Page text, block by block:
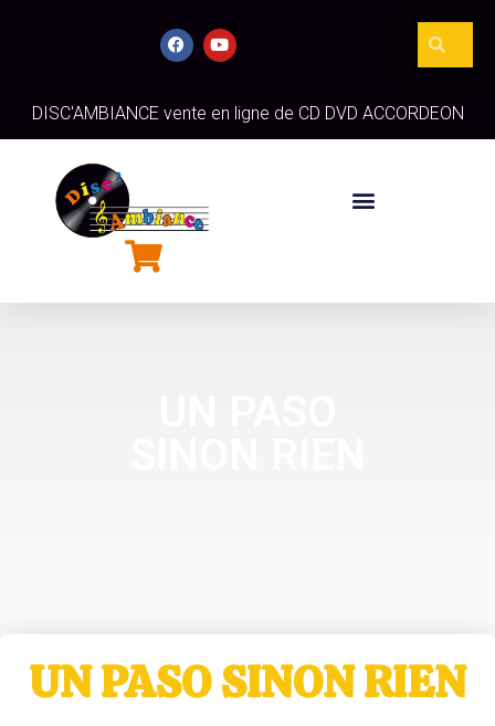
DISC'AMBIANCE vente en ligne de CD DVD ACCORDEON
UN PASO SINON RIEN